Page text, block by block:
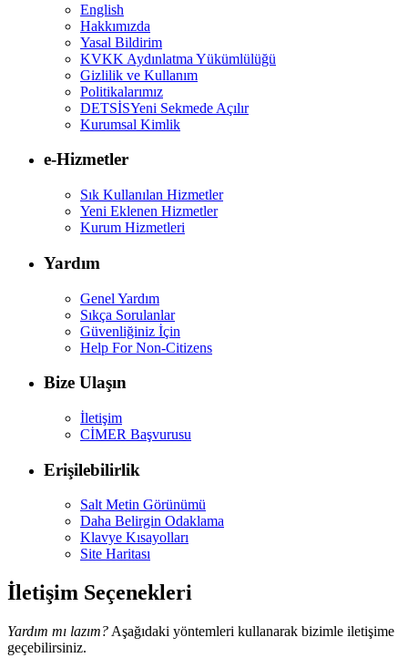
English
Hakkımızda
Yasal Bildirim
KVKK Aydınlatma Yükümlülüğü
Gizlilik ve Kullanım
Politikalarımız
DETSİSYeni Sekmede Açılır
Kurumsal Kimlik
e-Hizmetler
Sık Kullanılan Hizmetler
Yeni Eklenen Hizmetler
Kurum Hizmetleri
Yardım
Genel Yardım
Sıkça Sorulanlar
Güvenliğiniz İçin
Help For Non-Citizens
Bize Ulaşın
İletişim
CİMER Başvurusu
Erişilebilirlik
Salt Metin Görünümü
Daha Belirgin Odaklama
Klavye Kısayolları
Site Haritası
İletişim Seçenekleri
Yardım mı lazım? Aşağıdaki yöntemleri kullanarak bizimle iletişime
geçebilirsiniz.